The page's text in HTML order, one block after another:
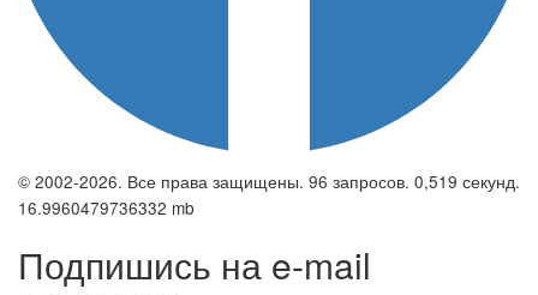
© 2002-2026. Все права защищены. 96 запросов. 0,519 секунд.
16.9960479736332 mb
Подпишись на e-mail